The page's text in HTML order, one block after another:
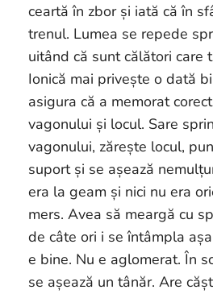
ceartă în zbor și iată că în
trenul. Lumea se repede
uitând că sunt călători care
Ionică mai privește o dată
asigura că a memorat
vagonului și locul. Sare
vagonului, zărește locul,
suport și se așează
era la geam și nici nu era
mers. Avea să meargă cu
de câte ori i se întâmpla
e bine. Nu e aglomerat. În
se așează un tânăr. Are